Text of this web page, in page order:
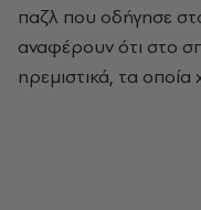
παζλ που οδήγησε
αναφέρουν ότι στο
ηρεμιστικά, τα